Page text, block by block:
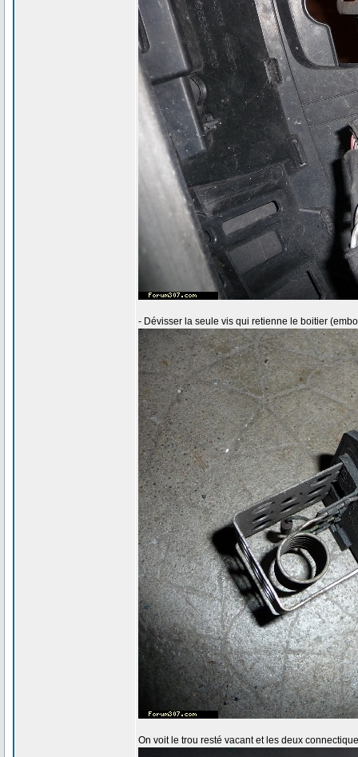
- Dévisser la seule vis qui retienne le boitier
On voit le trou resté vacant et les deux